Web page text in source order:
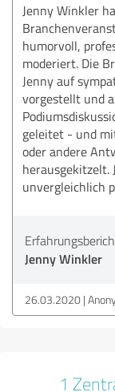
Jenny Winkler
humorvoll,
moderiert. Die
Jenny auf
vorgestellt und
geleitet - und
oder andere
herausgekitzelt.
unvergleichlich
Jenny Winkler
26.03.2020
1